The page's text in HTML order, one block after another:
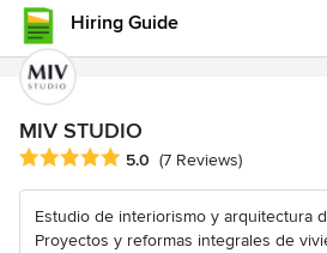
Hiring Guide
MIV STUDIO
Average rating: 5 out of 5 stars
5.0 (7 Reviews)
Estudio de interiorismo y arquitectura
Proyectos y reformas integrales de